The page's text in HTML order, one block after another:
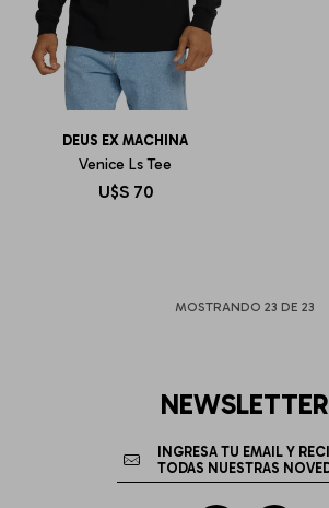
DEUS EX MACHINA
Venice Ls Tee
U$S 70
MOSTRANDO 23 DE 23
NEWSLETTER